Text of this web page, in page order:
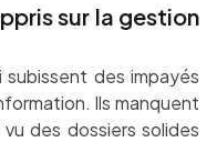
sur la gestion
des impayés
Ils manquent
des dossiers solides